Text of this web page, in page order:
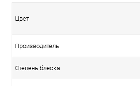
Цвет
Производитель
Степень блеска